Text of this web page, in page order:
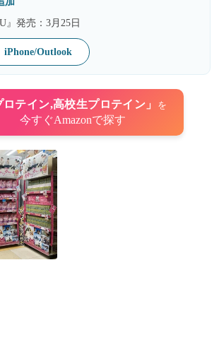
』発売：3月25日
iPhone/Outlook
ロテイン,高校生プロテイン」 を
今すぐAmazonで探す